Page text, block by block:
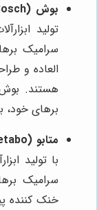
بوش (Bosch):
تولید
سرامیک
العاده و
هستند.
برهای
متابو (Metabo):
با تولید
سرامیک
خنک کننده